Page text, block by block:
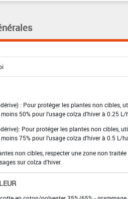
: Pour protéger les plantes non cibles,
50% pour l'usage colza d'hiver à 0.25 L/
Pour protéger les plantes non cibles,
75% pour l'usage colza d'hiver à 0.5 L/
non cibles, respecter une zone non
sur colza d'hiver.